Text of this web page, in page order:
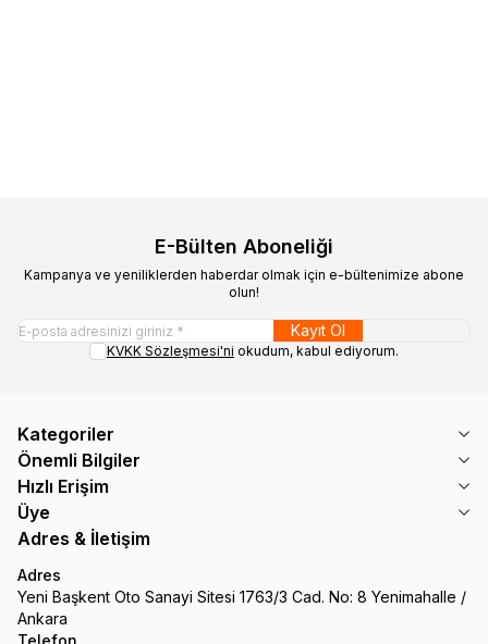
E-Bülten Aboneliği
Kampanya ve yeniliklerden haberdar olmak için e-bültenimize abone
olun!
Kayıt Ol
KVKK Sözleşmesi'ni okudum, kabul ediyorum.
Kategoriler
Önemli Bilgiler
Hızlı Erişim
Üye
Adres & İletişim
Adres
Yeni Başkent Oto Sanayi Sitesi 1763/3 Cad. No: 8 Yenimahalle /
Ankara
Telefon